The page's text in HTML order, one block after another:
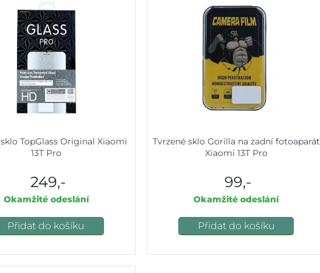
TopGlass Original Xiaomi
13T Pro
249,-
Okamžité odeslání
Přidat do košíku
Tvrzené sklo Gorilla na zadní fotoaparát
Xiaomi 13T Pro
99,-
Okamžité odeslání
Přidat do košíku